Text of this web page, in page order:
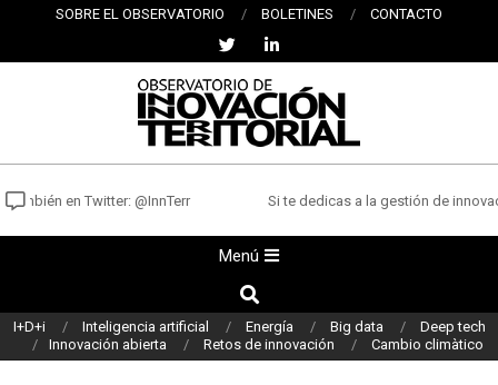
contenido
SOBRE EL OBSERVATORIO BOLETINES CONTACTO
OBSERVATORIO
DE
INNOVACIÓN
TERRITORIAL
en Twitter: @InnTerr Si te dedicas a la gestión de
principal
Menú
Buscar
I+D+i Inteligencia artificial Energía Big data
Deep tech
Innovación abierta
Retos de innovación Cambio climàtico